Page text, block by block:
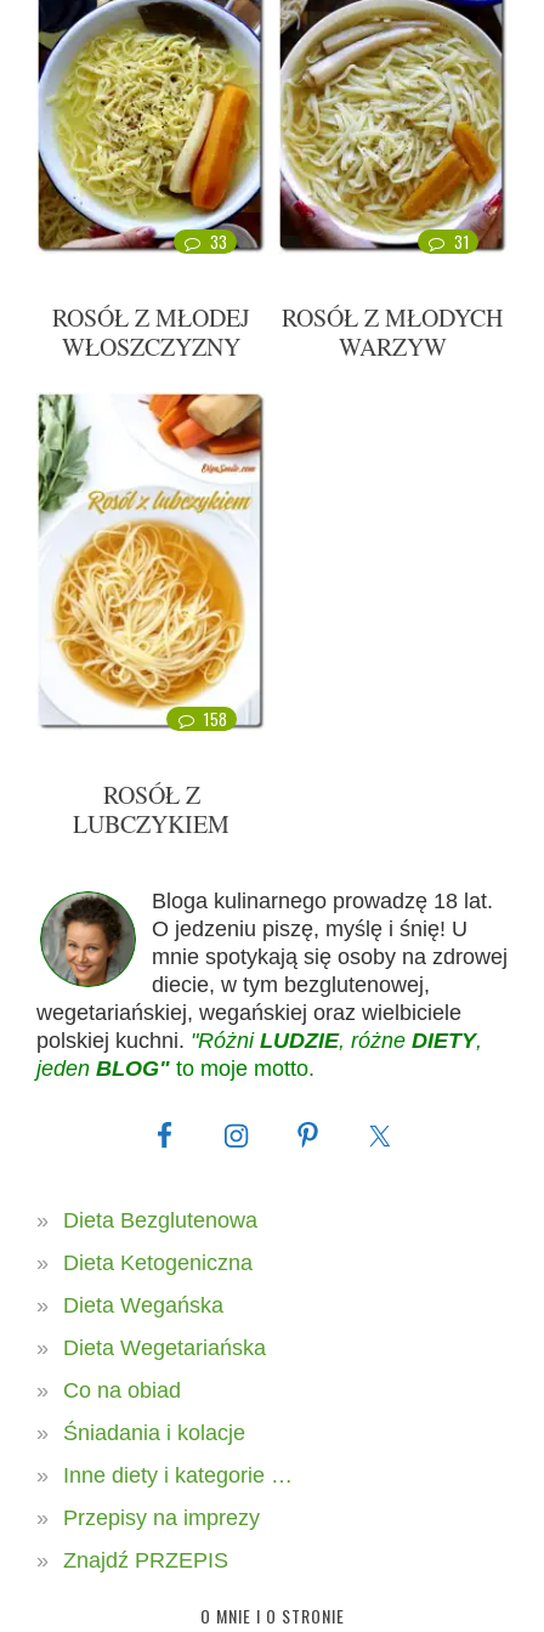
33
ROSÓŁ Z MŁODEJ
WŁOSZCZYZNY
31
ROSÓŁ Z MŁODYCH
WARZYW
158
ROSÓŁ Z
LUBCZYKIEM
Bloga kulinarnego prowadzę 18 lat.
O jedzeniu piszę, myślę i śnię! U
mnie spotykają się osoby na zdrowej
diecie, w tym bezglutenowej,
wegetariańskiej, wegańskiej oraz wielbiciele
polskiej kuchni. "Różni LUDZIE, różne DIETY,
jeden BLOG" to moje motto.
Dieta Bezglutenowa
Dieta Ketogeniczna
Dieta Wegańska
Dieta Wegetariańska
Co na obiad
Śniadania i kolacje
Inne diety i kategorie …
Przepisy na imprezy
Znajdź PRZEPIS
O MNIE I O STRONIE